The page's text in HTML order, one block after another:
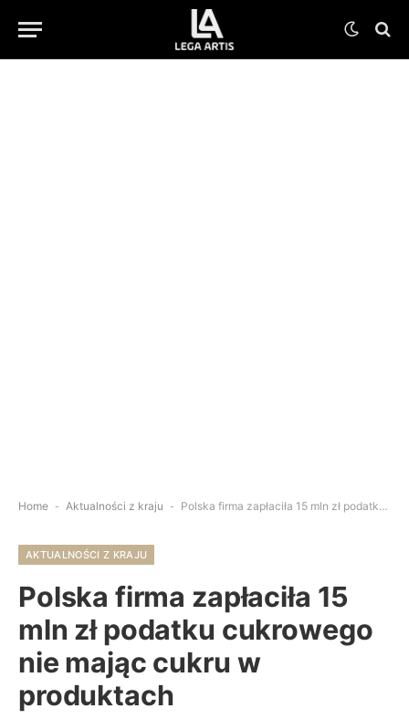
Home - Aktualności z kraju - Polska firma zapłaciła 15 mln zł podatku cukrowego nie mając cukru w produktach
AKTUALNOŚCI Z KRAJU
Polska firma zapłaciła 15
mln zł podatku cukrowego
nie mając cukru w
produktach